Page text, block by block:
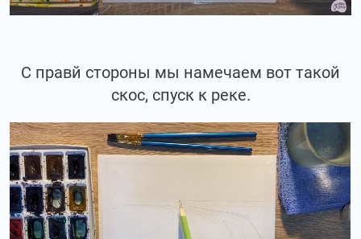
С правй стороны мы намечаем вот такой
скос, спуск к реке.